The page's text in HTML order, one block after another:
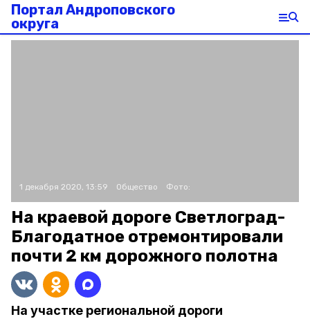
Портал Андроповского
округа
1 декабря 2020, 13:59 Общество Фото:
На краевой дороге Светлоград-
Благодатное отремонтировали
почти 2 км дорожного полотна
На участке региональной дороги